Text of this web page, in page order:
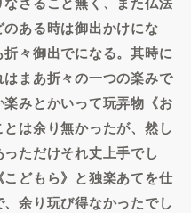
ある時は御出かけにな
々御出でになる。其時に
まあ折々の一つの楽みで
みとかいって玩弄物《お
は余り無かったが、然し
ただけそれ丈上手でし
どもら》と独楽あてを仕
余り玩び得なかったでし